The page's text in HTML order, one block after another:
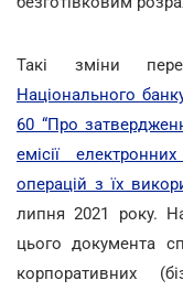
Такі зміни
Національного
60 “Про
емісії
операцій з їх
липня 2021 року.
цього документа
корпоративних